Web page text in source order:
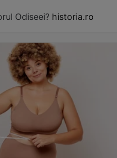
Odiseei? historia.ro